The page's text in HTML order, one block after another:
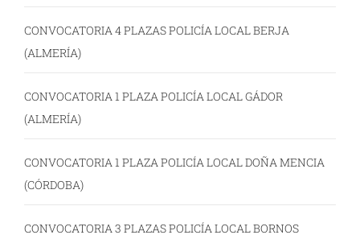
CONVOCATORIA 4 PLAZAS POLICÍA LOCAL BERJA
(ALMERÍA)
CONVOCATORIA 1 PLAZA POLICÍA LOCAL GÁDOR
(ALMERÍA)
CONVOCATORIA 1 PLAZA POLICÍA LOCAL DOÑA MENCIA
(CÓRDOBA)
CONVOCATORIA 3 PLAZAS POLICÍA LOCAL BORNOS